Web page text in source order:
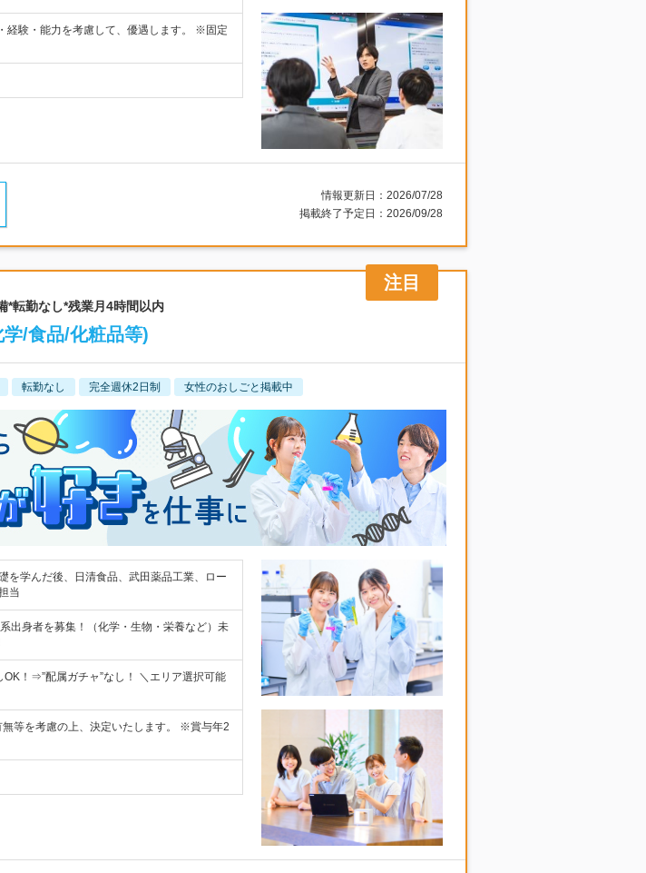
験・能力を考慮して、優遇します。 ※固定
情報更新日：2026/07/28
掲載終了予定日：2026/09/28
転勤なし*残業月4時間以内
/食品/化粧品等)
転勤なし 完全週休2日制 女性のおしごと掲載中
を学んだ後、日清食品、武田薬品工業、ロー
当
出身者を募集！（化学・生物・栄養など）未
！⇒”配属ガチャ”なし！ ＼エリア選択可能
等を考慮の上、決定いたします。 ※賞与年2